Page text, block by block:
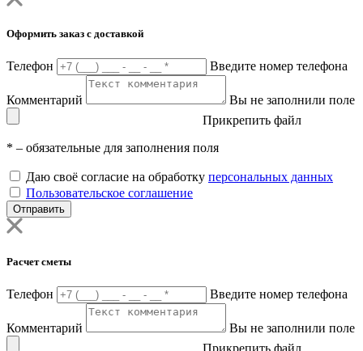
Оформить заказ с доставкой
Телефон Введите номер телефона
Комментарий
Вы не заполнили поле
Прикрепить файл
* – обязательные для заполнения поля
Даю своё согласие на обработку персональных данных
Пользовательское соглашение
Отправить
Расчет сметы
Телефон Введите номер телефона
Комментарий
Вы не заполнили поле
Прикрепить файл